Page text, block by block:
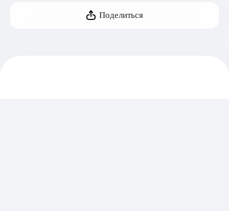
Поделиться